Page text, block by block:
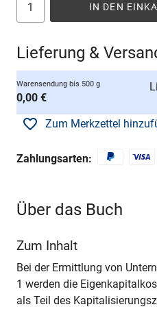
IN DEN
Lieferung &
Warensendung bis 500 g
0,00 €
Zum Merkzettel
Zahlungsarten:
Über das Buch
Zum Inhalt
Bei der Ermittlung von
1 werden die
als Teil des